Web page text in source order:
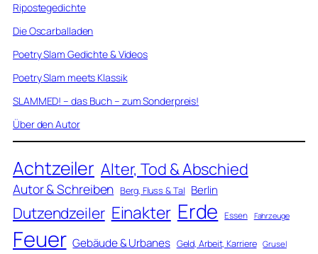
Ripostegedichte
Die Oscarballaden
Poetry Slam Gedichte & Videos
Poetry Slam meets Klassik
SLAMMED! – das Buch – zum Sonderpreis!
Über den Autor
Achtzeiler Alter, Tod & Abschied
Autor & Schreiben Berg, Fluss & Tal Berlin
Dutzendzeiler Einakter Erde Essen Fahrzeuge
Feuer Gebäude & Urbanes Geld, Arbeit, Karriere Grusel